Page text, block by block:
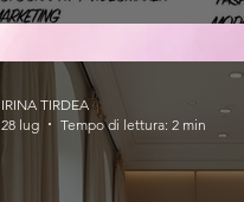
IRINA TIRDEA
28 lug
Tempo di lettura: 2 min